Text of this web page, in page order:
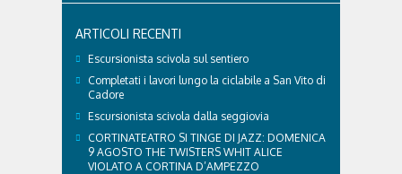
con il veterinario di Cortina, che ci ha illustrato i
principali accorgimenti per aiutare i cani ad
affrontare il caldo in sicurezza e benessere...
ARTICOLI RECENTI
Escursionista scivola sul sentiero
Completati i lavori lungo la ciclabile a San Vito di
Cadore
Escursionista scivola dalla seggiovia
CORTINATEATRO SI TINGE DI JAZZ: DOMENICA
9 AGOSTO THE TWISTERS WHIT ALICE
VIOLATO A CORTINA D’AMPEZZO